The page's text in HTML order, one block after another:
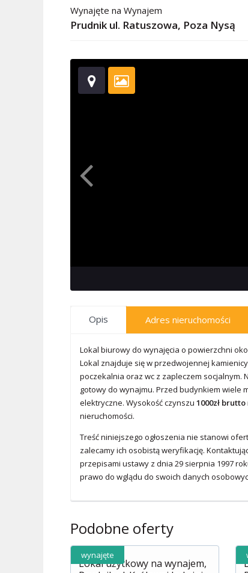
Wynajęte na Wynajem
Prudnik ul. Ratuszowa, Poza Nysą
Opis Adres nieruchomości
Lokal biurowy do wynajęcia o powierzchni
Lokal znajduje się w przedwojennej
poczekalnia oraz wc z zapleczem socjalnym.
gotowy do wynajmu. Przed budynkiem wiele
elektryczne. Wysokość czynszu 1000zł brutto
nieruchomości.
Treść niniejszego ogłoszenia nie stanowi
zalecamy ich osobistą weryfikację.
przepisami ustawy z dnia 29 sierpnia 1997
prawo do wglądu do swoich danych
Podobne oferty
wynajęte
Lokal użytkowy na wynajem,